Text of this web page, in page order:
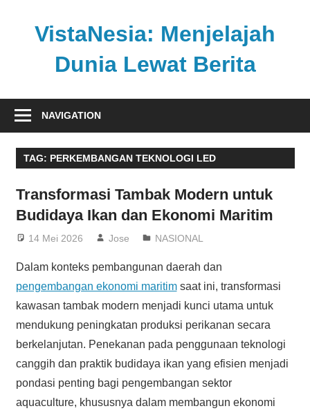
VistaNesia: Menjelajah
Dunia Lewat Berita
nasional
global
dalam
platform
informatif
NAVIGATION
TAG: PERKEMBANGAN TEKNOLOGI LED
Transformasi Tambak Modern untuk
Budidaya Ikan dan Ekonomi Maritim
14 Mei 2026 Jose NASIONAL
Dalam konteks pembangunan daerah dan
pengembangan ekonomi maritimsaat ini, transformasi
kawasan tambak modern menjadi kunci utama untuk
mendukung peningkatan produksi perikanan secara
berkelanjutan. Penekanan pada penggunaan teknologi
canggih dan praktik budidaya ikan yang efisien menjadi
pondasi penting bagi pengembangan sektor
aquaculture, khususnya dalam membangun ekonomi